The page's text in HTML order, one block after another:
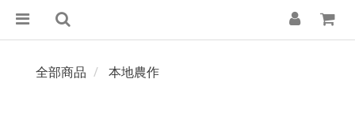
全部商品 本地農作